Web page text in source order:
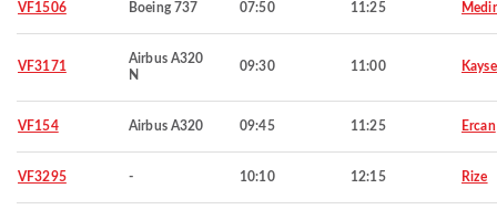
VF1506 Boeing 737 07:50 11:25
VF3171
Airbus A320
N
09:30 11:00
VF154 Airbus A320 09:45 11:25 Ercan
VF3295 - 10:10 12:15 Rize